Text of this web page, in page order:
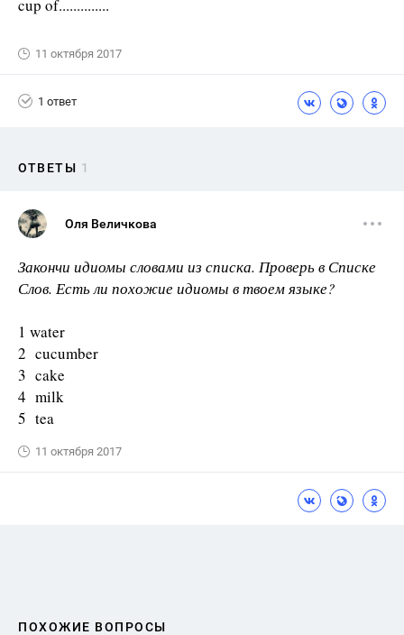
cup of..............
11 октября 2017
1 ответ
ОТВЕТЫ 1
Оля Величкова
Закончи идиомы словами из списка. Проверь в Спи­ске
Слов. Есть ли похожие идиомы в твоем языке?
1 water
2 cucumber
3 cake
4 milk
5 tea
11 октября 2017
ПОХОЖИЕ ВОПРОСЫ